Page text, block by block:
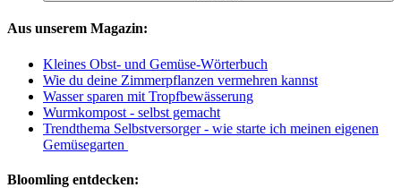
Aus unserem Magazin:
Kleines Obst- und Gemüse-Wörterbuch
Wie du deine Zimmerpflanzen vermehren kannst
Wasser sparen mit Tropfbewässerung
Wurmkompost - selbst gemacht
Trendthema Selbstversorger - wie starte ich meinen eigenen
Gemüsegarten
Bloomling entdecken: